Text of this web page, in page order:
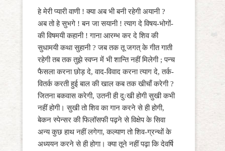
हे मेरी प्यारी वाणी ! क्या अब भी बनी रहेगी अयानी ?
अब तो हे सुभगे ! बन जा सयानी ! त्याग दे विषय-भोगों-
की विषमयी कहानी ! गाना आरम्भ कर दे शिव की
सुधामयी कथा सुहानी ? जब तक तू जगत् के गीत गाती
रहेगी तब तक तुझे स्वप्न में भी शान्ति नहीं मिलेगी ; पन्च
फैसला करना छोड़ दे, वाद-विवाद करना त्याग दे, तर्क-
वितर्क करती हुई बाल की खाल कब तक खीचाँ करेगी ?
जितना बकवास करेगी, उतनी ही दुःखी होगी सुखी कभी
नहीं होगी। सुखी तो शिव का गान करने से ही होगी,
बेकन स्पेन्सर की फिलॉसफी पढ़ने से विक्षेप के सिवा
अन्य कुछ हाथ नहीं लगेगा, कल्याण तो शिव-ग्रन्थों के
अध्ययन करने से ही होगा। क्या तूने नहीं पढ़ा कि देवर्षि